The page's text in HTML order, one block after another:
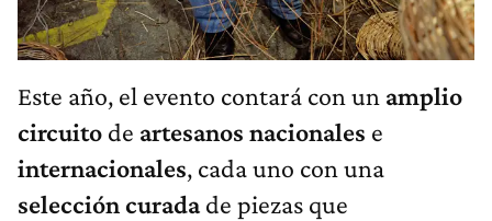
Este año, el evento contará con un amplio
circuito de artesanos nacionales e
internacionales, cada uno con una
selección curadade piezas que